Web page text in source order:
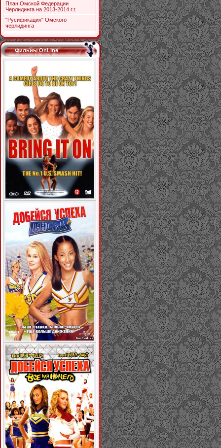
План Омской Федерации
Черлидинга на 2013-2014 г.г.
"Русификация" Омского
черлидинга
Фильиы OnLine